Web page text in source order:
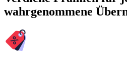
wahrgenommene